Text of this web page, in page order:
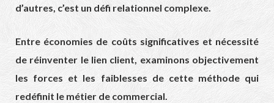
d’autres, c’est un défi relationnel complexe.
Entre économies de coûts significatives et nécessité
de réinventer le lien client, examinons objectivement
les forces et les faiblesses de cette méthode qui
redéfinit le métier de commercial.